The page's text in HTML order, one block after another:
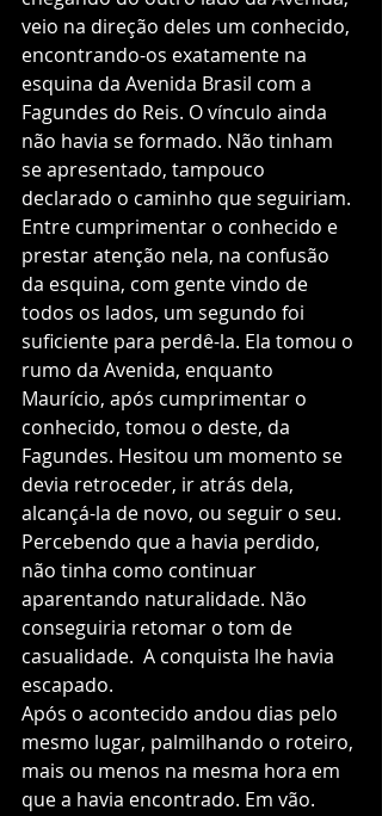
veio na direção deles um conhecido,
encontrando-os exatamente na
esquina da Avenida Brasil com a
Fagundes do Reis. O vínculo ainda
não havia se formado. Não tinham
se apresentado, tampouco
declarado o caminho que seguiriam.
Entre cumprimentar o conhecido e
prestar atenção nela, na confusão
da esquina, com gente vindo de
todos os lados, um segundo foi
suficiente para perdê-la. Ela tomou o
rumo da Avenida, enquanto
Maurício, após cumprimentar o
conhecido, tomou o deste, da
Fagundes. Hesitou um momento se
devia retroceder, ir atrás dela,
alcançá-la de novo, ou seguir o seu.
Percebendo que a havia perdido,
não tinha como continuar
aparentando naturalidade. Não
conseguiria retomar o tom de
casualidade.  A conquista lhe havia
escapado.
Após o acontecido andou dias pelo
mesmo lugar, palmilhando o roteiro,
mais ou menos na mesma hora em
que a havia encontrado. Em vão.